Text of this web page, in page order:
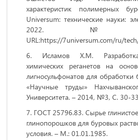
характеристик полимерных
Universum: технические науки:
2022. №
URL:https://7universum.com/ru/
Исламов Х.М.
химических реганетов на
лигносульфонатов для
«Научные труды»
Университета. – 2014, №3, С. 30-
ГОСТ 25796.83. Сырье
глинопорошков для буровых
условия. – М.: 01.01.1985.